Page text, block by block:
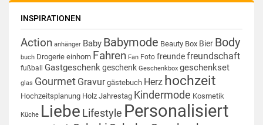
INSPIRATIONEN
Action anhänger Baby Babymode Beauty Box Bier Body
buch Drogerie einhorn Fahren Fan Foto freundefreundschaft
fußball Gastgeschenkgeschenk Geschenkbox geschenkset
glas Gourmet Gravur gästebuch Herz hochzeit
Hochzeitsplanung Holz Jahrestag Kindermode Kosmetik
Küche Liebe Lifestyle Personalisiert